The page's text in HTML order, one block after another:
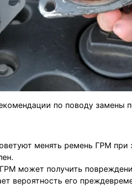
по поводу замены
менять ремень ГРМ при
может получить
вероятность его